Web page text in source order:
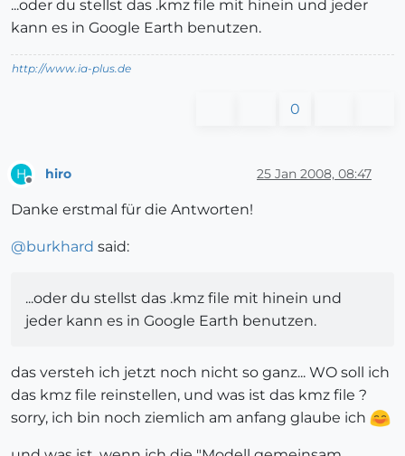
...oder du stellst das .kmz file mit hinein und jeder
kann es in Google Earth benutzen.
http://www.ia-plus.de
0
H hiro 25 Jan 2008, 08:47
Danke erstmal für die Antworten!
@burkhard said:
...oder du stellst das .kmz file mit hinein und
jeder kann es in Google Earth benutzen.
das versteh ich jetzt noch nicht so ganz... WO soll ich
das kmz file reinstellen, und was ist das kmz file ?
sorry, ich bin noch ziemlich am anfang glaube ich